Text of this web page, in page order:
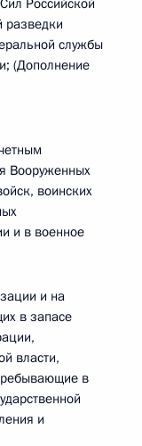
Российской
службы
(Дополнение
Вооруженных
воинских
и в военное
и на
в запасе
власти,
в
и